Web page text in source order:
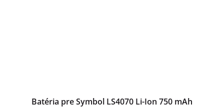
Batéria pre Symbol LS4070 Li-Ion 750 mAh